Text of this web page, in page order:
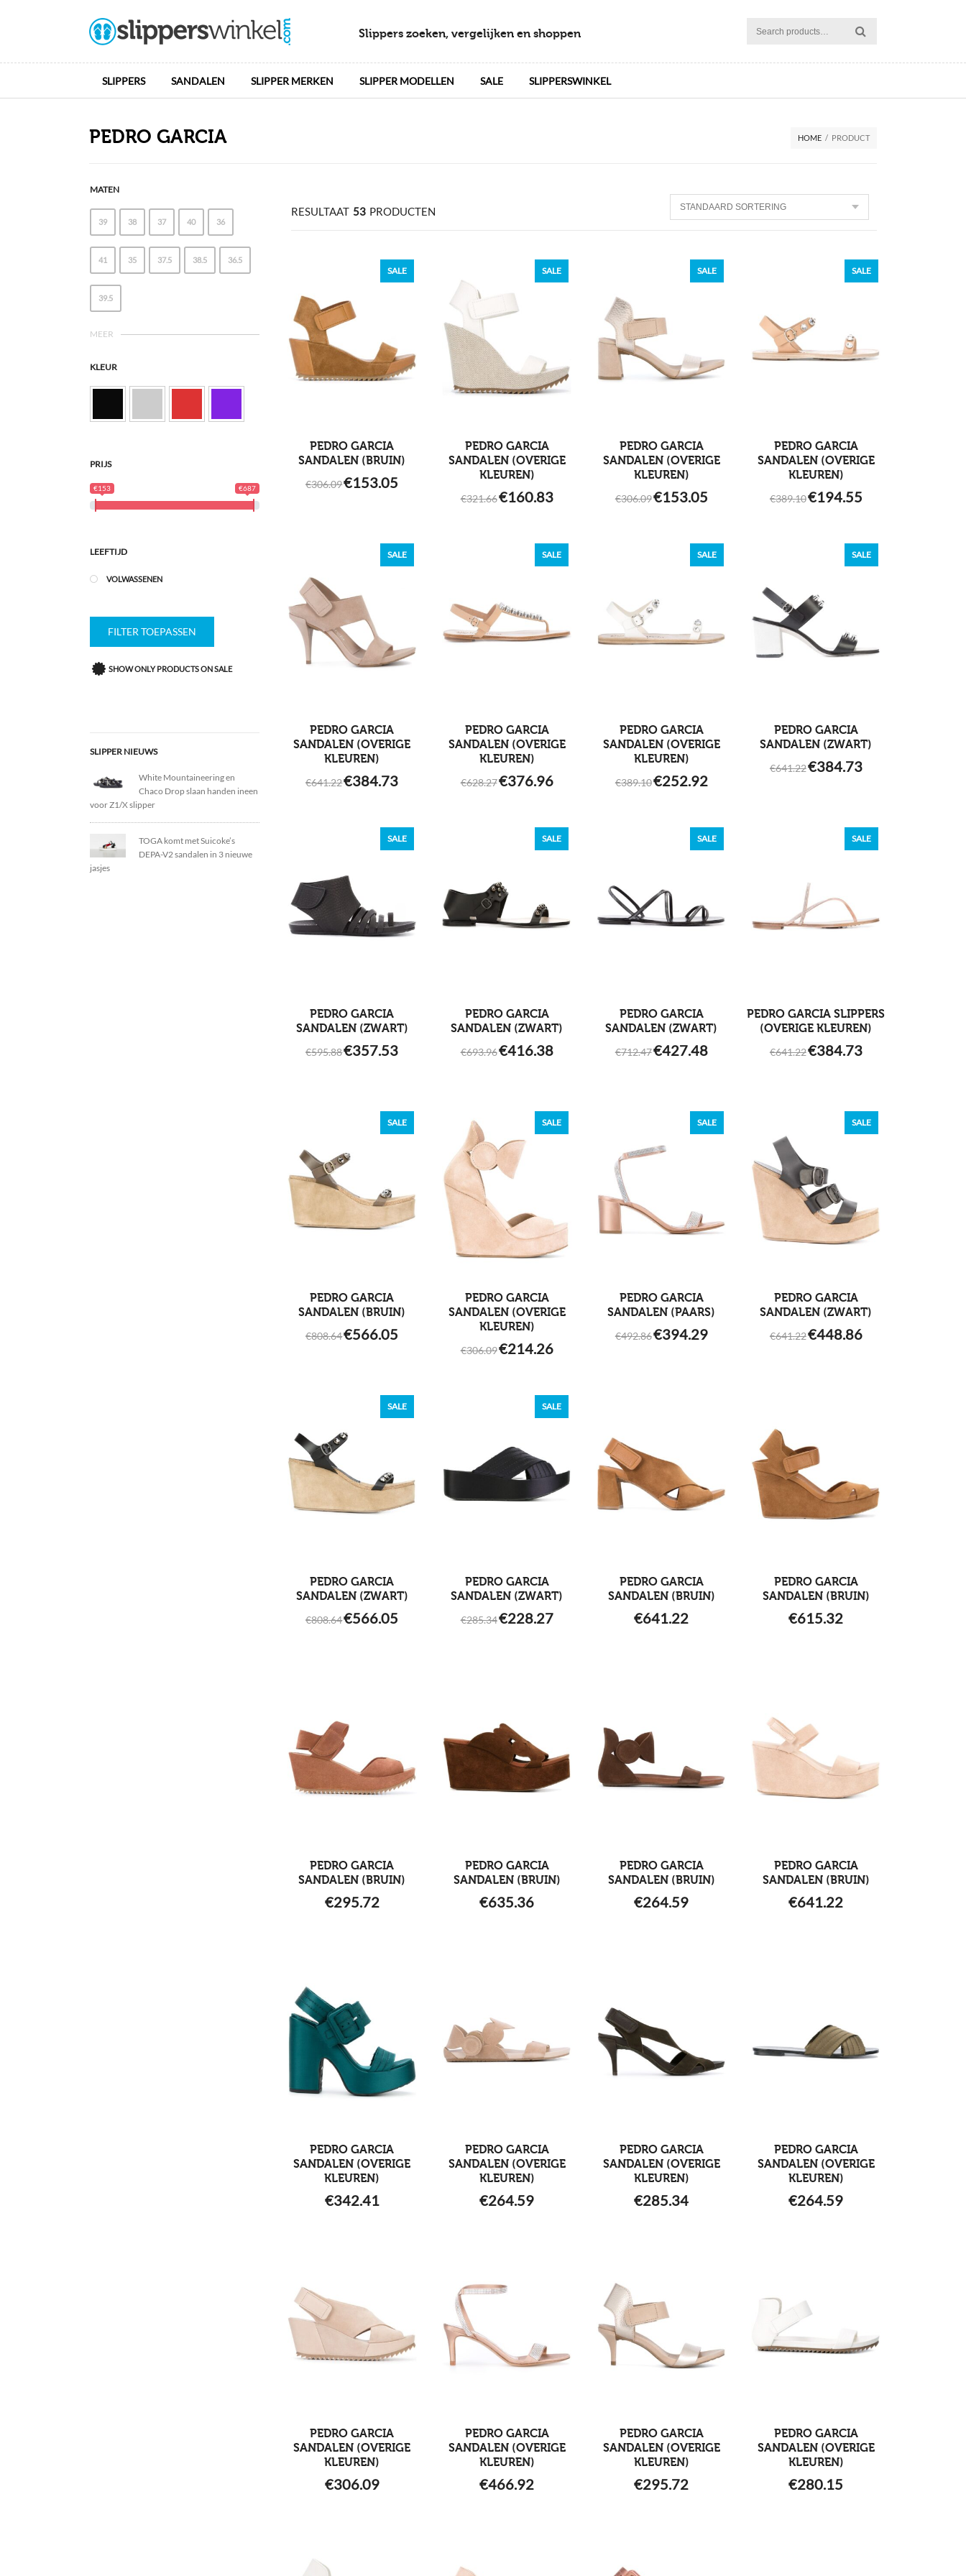
Slippers zoeken, vergelijken en shoppen
SLIPPERS SANDALEN SLIPPER MERKEN SLIPPER MODELLEN SALE SLIPPERSWINKEL
PEDRO GARCIA HOME / PRODUCT
RESULTAAT 53 PRODUCTEN
SALE
PEDRO GARCIA
SANDALEN (BRUIN)
€306.09ORIGINAL
PRICE
€153.05
SALE
PEDRO GARCIA
SANDALEN (OVERIGE
KLEUREN)
€321.66ORIGINAL
PRICE
€160.83CURRENT
PRICE
SALE
PEDRO GARCIA
SANDALEN (OVERIGE
KLEUREN)
€306.09ORIGINAL
PRICE
€153.05CURRENT
PRICE
SALE
PEDRO GARCIA
SANDALEN (OVERIGE
KLEUREN)
€389.10ORIGINAL
PRICE
€194.55CURRENT
PRICE
SALE
PEDRO GARCIA
SANDALEN (OVERIGE
KLEUREN)
€641.22ORIGINAL
PRICE
€384.73CURRENT
PRICE
SALE
PEDRO GARCIA
SANDALEN (OVERIGE
KLEUREN)
€628.27ORIGINAL
PRICE
€376.96PRICE
SALE
PEDRO GARCIA
SANDALEN (OVERIGE
KLEUREN)
€389.10ORIGINAL
PRICE
€252.92CURRENT
PRICE
SALE
PEDRO GARCIA
SANDALEN (ZWART)
€641.22ORIGINAL
PRICE
€384.73CURRENT
PRICE
SALE
PEDRO GARCIA
SANDALEN (ZWART)
€595.88ORIGINAL
PRICE
€357.53CURRENT
PRICE
SALE
PEDRO GARCIA
SANDALEN (ZWART)
€693.96ORIGINAL
PRICE
€416.38CURRENT
PRICE
SALE
PEDRO GARCIA
SANDALEN (ZWART)
€712.47ORIGINAL
PRICE
€427.48CURRENT
PRICE
SALE
PEDRO GARCIA SLIPPERS
(OVERIGE KLEUREN)
€641.22ORIGINAL
PRICE
€384.73CURRENT
PRICE
SALE
PEDRO GARCIA
SANDALEN (BRUIN)
€808.64ORIGINAL
PRICE
€566.05
SALE
PEDRO GARCIA
SANDALEN (OVERIGE
KLEUREN)
€306.09ORIGINAL
PRICE
€214.26PRICE
SALE
PEDRO GARCIA
SANDALEN (PAARS)
€492.86ORIGINAL
PRICE
€394.29CURRENT
PRICE
SALE
PEDRO GARCIA
SANDALEN (ZWART)
€641.22ORIGINAL
PRICE
€448.86PRICE
SALE
PEDRO GARCIA
SANDALEN (ZWART)
€808.64ORIGINAL
PRICE
€566.05
SALE
PEDRO GARCIA
SANDALEN (ZWART)
€285.34ORIGINAL
PRICE
€228.27CURRENT
PEDRO GARCIA
SANDALEN (BRUIN)
€641.22
PEDRO GARCIA
SANDALEN (BRUIN)
€615.32
PEDRO GARCIA
SANDALEN (BRUIN)
€295.72
PEDRO GARCIA
SANDALEN (BRUIN)
€635.36
PEDRO GARCIA
SANDALEN (BRUIN)
€264.59
PEDRO GARCIA
SANDALEN (BRUIN)
€641.22
PEDRO GARCIA
SANDALEN (OVERIGE
KLEUREN)
€342.41
PEDRO GARCIA
SANDALEN (OVERIGE
KLEUREN)
€264.59
PEDRO GARCIA
SANDALEN (OVERIGE
KLEUREN)
€285.34
PEDRO GARCIA
SANDALEN (OVERIGE
KLEUREN)
€264.59
PEDRO GARCIA
SANDALEN (OVERIGE
KLEUREN)
€306.09
PEDRO GARCIA
SANDALEN (OVERIGE
KLEUREN)
€466.92
PEDRO GARCIA
SANDALEN (OVERIGE
KLEUREN)
€295.72
PEDRO GARCIA
SANDALEN (OVERIGE
KLEUREN)
€280.15
MATEN
39 38 37 40 36
41 35 37.5 38.5 36.5
39.5
MEER
KLEUR
PRIJS
€153 €687
LEEFTIJD
VOLWASSENEN
FILTER TOEPASSEN
SHOW ONLY PRODUCTS ON SALE
SLIPPER NIEUWS
White Mountaineering en
Chaco Drop slaan handen ineen
voor Z1/X slipper
TOGA komt met Suicoke’s
DEPA-V2 sandalen in 3 nieuwe
jasjes